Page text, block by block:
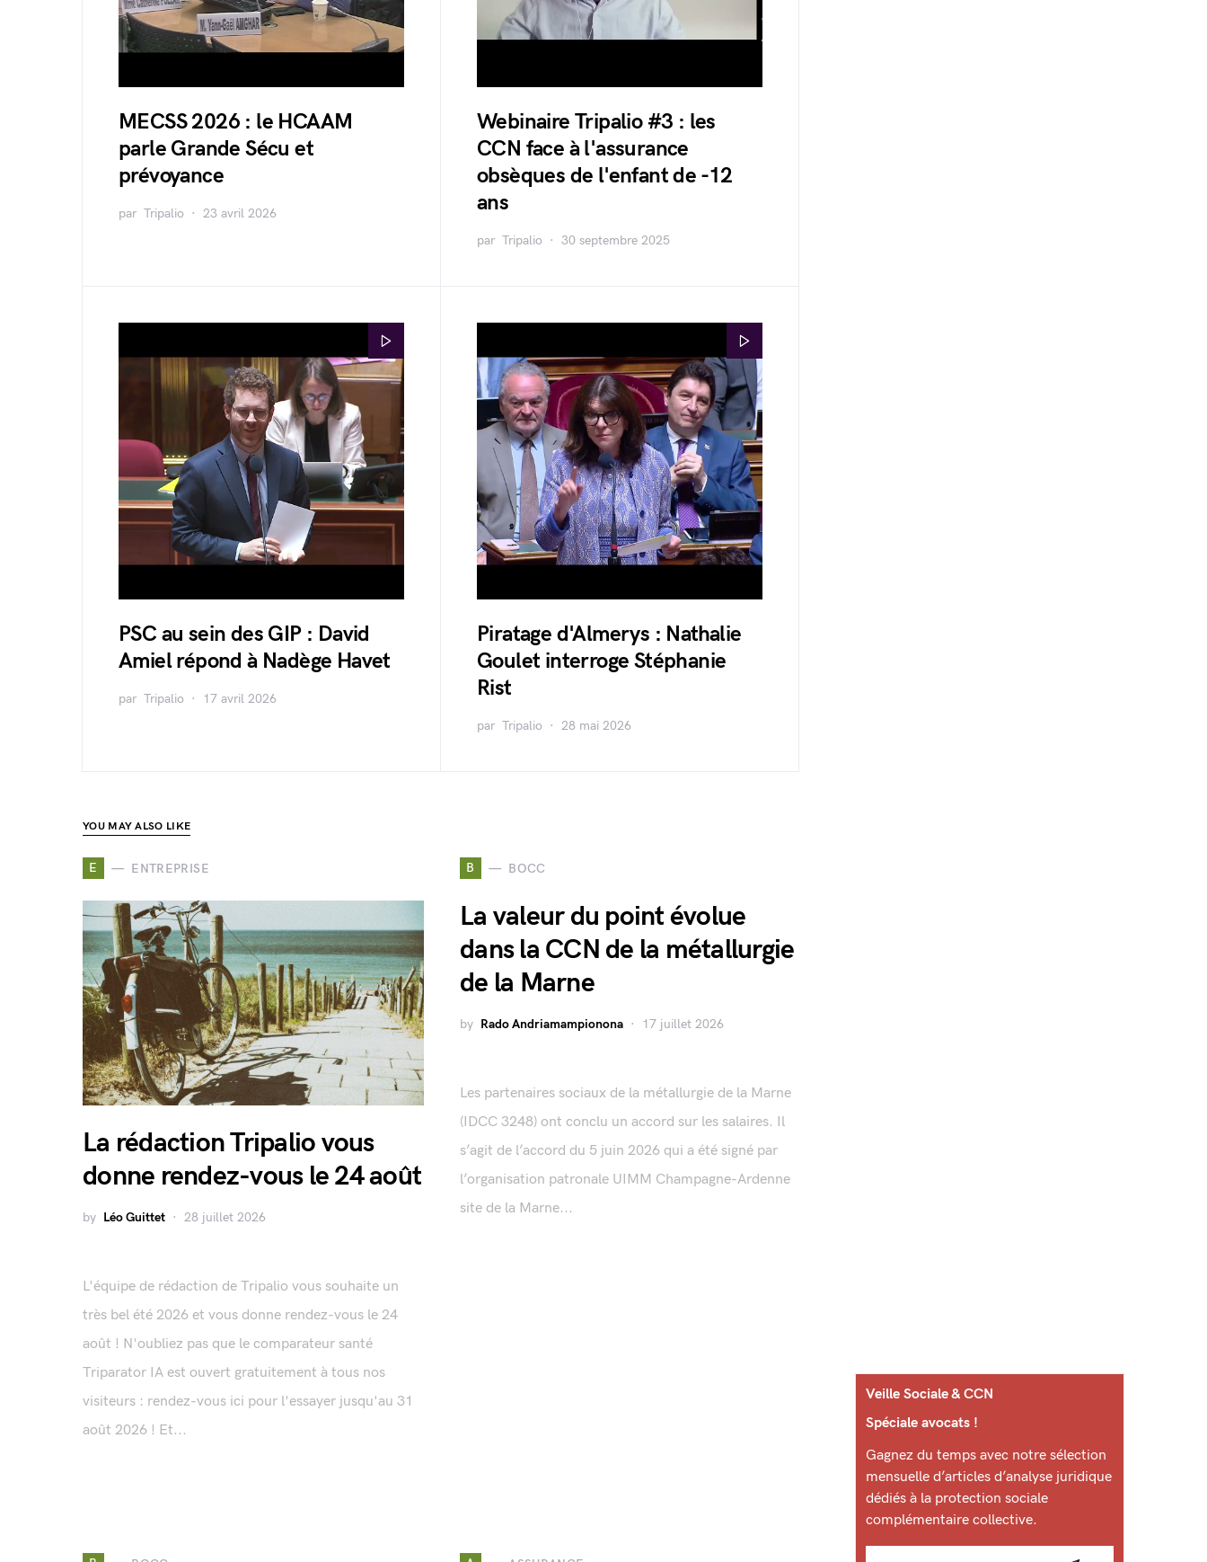
MECSS 2026 : le HCAAM
parle Grande Sécu et
prévoyance
par Tripalio 23 avril 2026
Webinaire Tripalio #3 : les
CCN face à l'assurance
obsèques de l'enfant de -12
ans
par Tripalio 30 septembre 2025
PSC au sein des GIP : David
Amiel répond à Nadège Havet
par Tripalio 17 avril 2026
Piratage d'Almerys : Nathalie
Goulet interroge Stéphanie
Rist
par Tripalio 28 mai 2026
YOU MAY ALSO LIKE
E ENTREPRISE
La rédaction Tripalio vous
donne rendez-vous le 24 août
by Léo Guittet 28 juillet 2026
L'équipe de rédaction de Tripalio vous souhaite un
très bel été 2026 et vous donne rendez-vous le 24
août ! N'oubliez pas que le comparateur santé
Triparator IA est ouvert gratuitement à tous nos
visiteurs : rendez-vous ici pour l'essayer jusqu'au 31
août 2026 ! Et...
B BOCC
La valeur du point évolue
dans la CCN de la métallurgie
de la Marne
by Rado Andriamampionona 17 juillet 2026
Les partenaires sociaux de la métallurgie de la Marne
(IDCC 3248) ont conclu un accord sur les salaires. Il
s’agit de l’accord du 5 juin 2026 qui a été signé par
l’organisation patronale UIMM Champagne-Ardenne
site de la Marne...
Veille Sociale & CCN
Spéciale avocats !
Gagnez du temps avec notre sélection
mensuelle d’articles d’analyse juridique
dédiés à la protection sociale
complémentaire collective.